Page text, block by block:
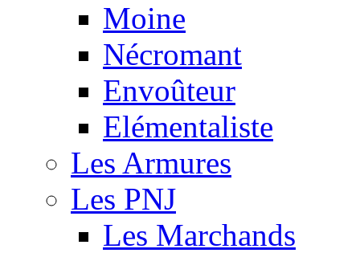
Moine
Nécromant
Envoûteur
Elémentaliste
Les Armures
Les PNJ
Les Marchands